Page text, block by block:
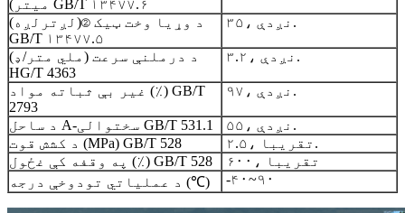
میتر) GB/T ۱۳۴۷۷.۶
د وړیا وخت ټیک ②(لږترلږه)
GB/T ۱۳۴۷۷.۵
۳۵، نږدې.
د درملنې سرعت (ملي متر/ډ)
HG/T 4363
۳.۲، نږدې.
غیر بې ثباته مواد (٪) GB/T
2793
۹۷، نږدې.
د ساحل A-سختوالی GB/T 531.1
۵۵، نږدې.
د کشش قوت (MPa) GB/T 528
۲.۵، تقریبا.
په وقفه کې غځول (٪) GB/T 528
۶۰۰، تقریبا
د عملیاتي تودوخې درجه (℃)
-۴۰~۹۰